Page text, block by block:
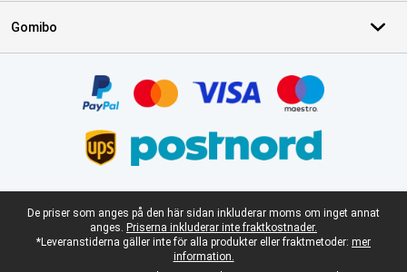
Gomibo
Juridisk fotnot
De priser som anges på den här sidan inkluderar moms om inget annat
anges. Priserna inkluderar inte fraktkostnader.
*Leveranstiderna gäller inte för alla produkter eller fraktmetoder: mer
information.